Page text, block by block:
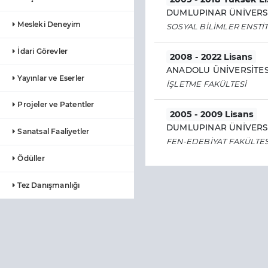
Mesleki Deneyim
İdari Görevler
Yayınlar ve Eserler
Projeler ve Patentler
Sanatsal Faaliyetler
Ödüller
Tez Danışmanlığı
DUMLUPINAR
SOSYAL BİLİMLER
2008 - 2022 Lisans
ANADOLU
İŞLETME FAKÜLTESİ
2005 - 2009 Lisans
DUMLUPINAR
FEN-EDEBİYAT